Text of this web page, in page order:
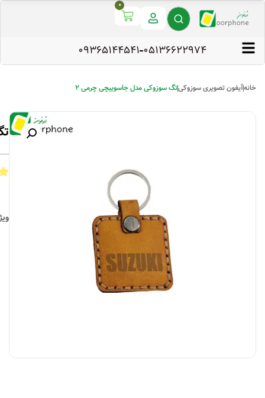
0
۰۵۱۳۶۶۲۲۹۷۴ 09365144541
خانهآیفون تصویری سوزوکیتگ سوزوکی مدل جاسوییچی چرمی 2